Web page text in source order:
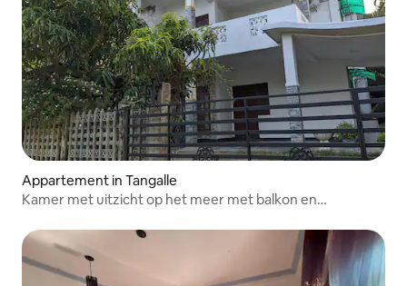
Appartement in Tangalle
Kamer met uitzicht op het meer met balkon en